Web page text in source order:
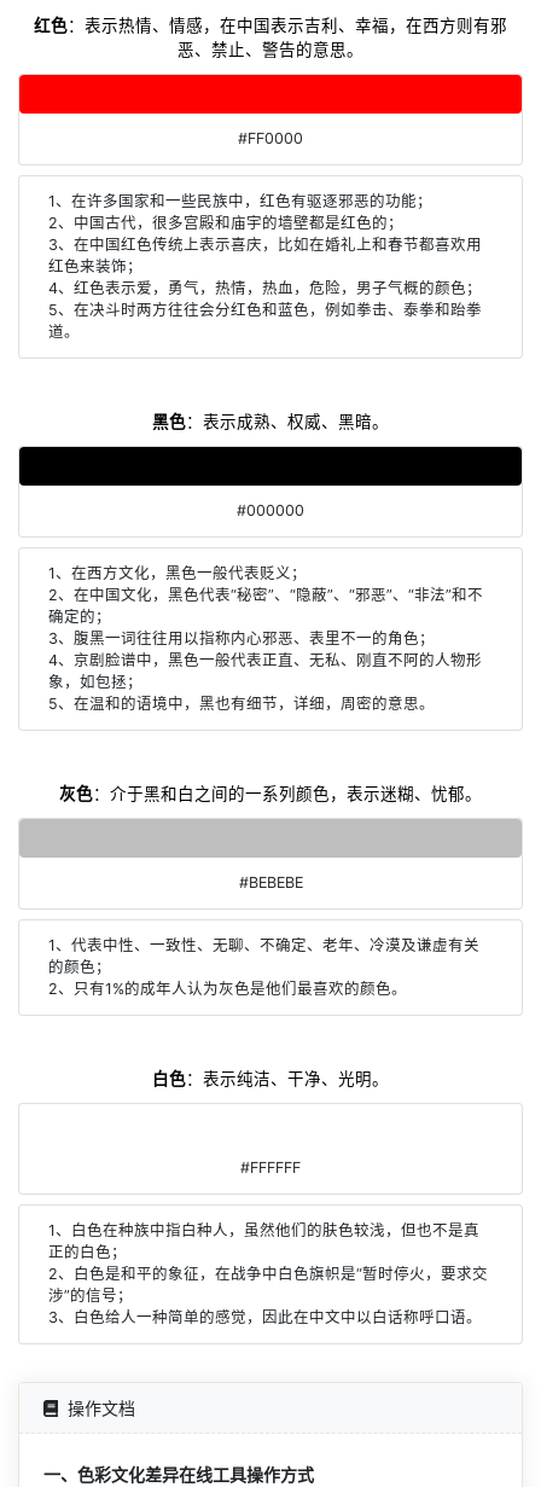
红色：表示热情、情感，在中国表示吉利、幸福，在西方则有邪
恶、禁止、警告的意思。
#FF0000
1、在许多国家和一些民族中，红色有驱逐邪恶的功能；
2、中国古代，很多宫殿和庙宇的墙壁都是红色的；
3、在中国红色传统上表示喜庆，比如在婚礼上和春节都喜欢用
红色来装饰；
4、红色表示爱，勇气，热情，热血，危险，男子气概的颜色；
5、在决斗时两方往往会分红色和蓝色，例如拳击、泰拳和跆拳
道。
黑色：表示成熟、权威、黑暗。
#000000
1、在西方文化，黑色一般代表贬义；
2、在中国文化，黑色代表“秘密”、“隐蔽”、“邪恶”、“非法”和不
确定的；
3、腹黑一词往往用以指称内心邪恶、表里不一的角色；
4、京剧脸谱中，黑色一般代表正直、无私、刚直不阿的人物形
象，如包拯；
5、在温和的语境中，黑也有细节，详细，周密的意思。
灰色：介于黑和白之间的一系列颜色，表示迷糊、忧郁。
#BEBEBE
1、代表中性、一致性、无聊、不确定、老年、冷漠及谦虚有关
的颜色；
2、只有1%的成年人认为灰色是他们最喜欢的颜色。
白色：表示纯洁、干净、光明。
#FFFFFF
1、白色在种族中指白种人，虽然他们的肤色较浅，但也不是真
正的白色；
2、白色是和平的象征，在战争中白色旗帜是“暂时停火，要求交
涉”的信号；
3、白色给人一种简单的感觉，因此在中文中以白话称呼口语。
操作文档
一、色彩文化差异在线工具操作方式